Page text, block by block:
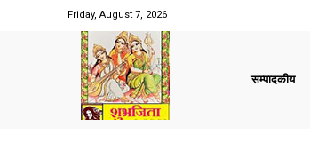
Friday, August 7, 2026
सम्पादकीय